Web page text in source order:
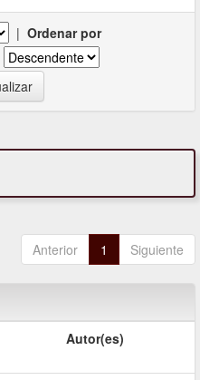
| Ordenar por
Anterior 1 Siguiente
Autor(es)